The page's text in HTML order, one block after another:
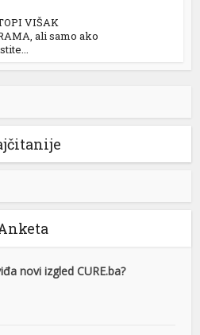
VIŠAK
ali samo ako
novi izgled CURE.ba?